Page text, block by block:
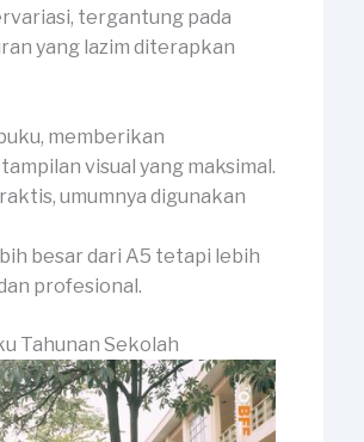
tergantung pada
yang lazim diterapkan
memberikan
visual yang maksimal.
umumnya digunakan
besar dari A5 tetapi lebih
profesional.
Tahunan Sekolah